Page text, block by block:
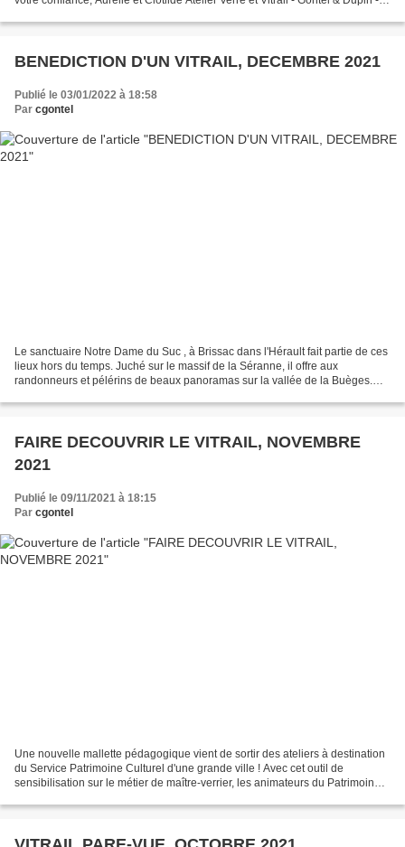
BENEDICTION D'UN VITRAIL, DECEMBRE 2021
Publié le 03/01/2022 à 18:58
Par cgontel
Le sanctuaire Notre Dame du Suc , à Brissac dans l'Hérault fait partie de ces
lieux hors du temps. Juché sur le massif de la Séranne, il offre aux
randonneurs et pélérins de beaux panoramas sur la vallée de la Buèges.
FAIRE DECOUVRIR LE VITRAIL, NOVEMBRE
2021
Publié le 09/11/2021 à 18:15
Par cgontel
Une nouvelle mallette pédagogique vient de sortir des ateliers à destination
du Service Patrimoine Culturel d'une grande ville ! Avec cet outil de
sensibilisation sur le métier de maître-verrier, les animateurs du Patrimoine